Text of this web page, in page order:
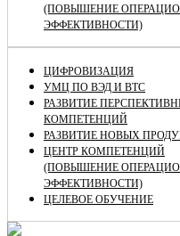
(ПОВЫШЕНИЕ
ЭФФЕКТИВНОСТИ)
ЦИФРОВИЗАЦИЯ
УМЦ ПО ВЭД И ВТС
РАЗВИТИЕ
КОМПЕТЕНЦИЙ
РАЗВИТИЕ НОВЫХ
ЦЕНТР КОМПЕТЕНЦИЙ
(ПОВЫШЕНИЕ
ЭФФЕКТИВНОСТИ)
ЦЕЛЕВОЕ ОБУЧЕНИЕ